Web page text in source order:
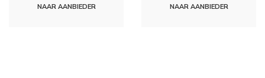
d
NAAR AANBIEDER
d
NAAR AANBIEDER